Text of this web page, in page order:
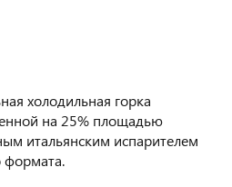
холодильная горка
на 25% площадью
итальянским испарителем
формата.